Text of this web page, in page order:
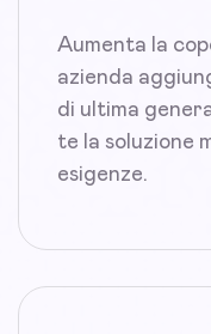
Aumenta la
azienda
di ultima
te la soluzione
esigenze.